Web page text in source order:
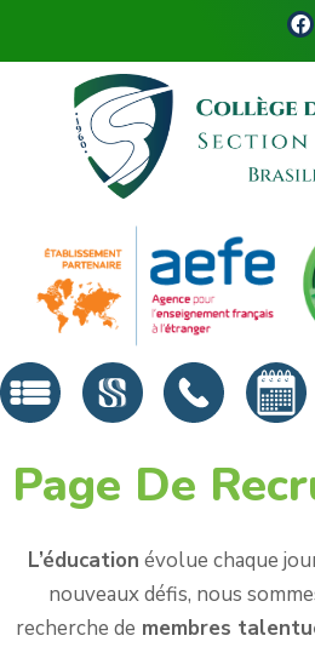
Page De
L’éducation évolue chaque
nouveaux défis, nous
recherche de membres